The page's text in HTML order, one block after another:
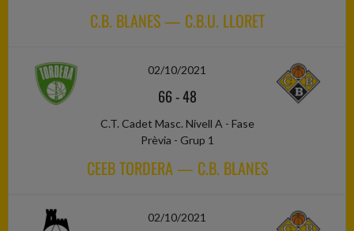
C.B. BLANES — C.B.U. LLORET
02/10/2021
66-48
C.T. Cadet Masc. Nivell A - Fase
Prèvia - Grup 1
CEEB TORDERA — C.B. BLANES
02/10/2021